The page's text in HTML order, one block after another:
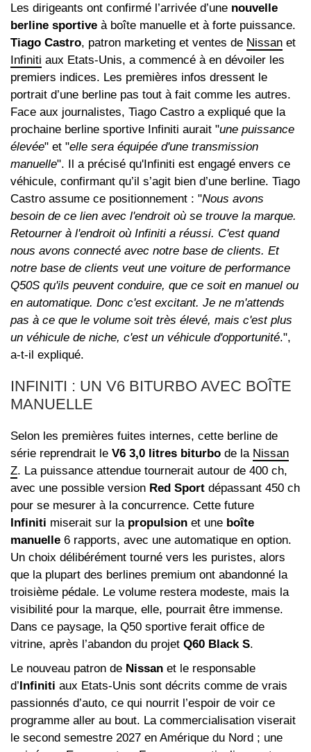
Les dirigeants ont confirmé l’arrivée d’une nouvelle
berline sportive à boîte manuelle et à forte puissance.
Tiago Castro, patron marketing et ventes de Nissan et
Infiniti aux Etats-Unis, a commencé à en dévoiler les
premiers indices. Les premières infos dressent le
portrait d’une berline pas tout à fait comme les autres.
Face aux journalistes, Tiago Castro a expliqué que la
prochaine berline sportive Infiniti aurait "une puissance
élevée" et "elle sera équipée d'une transmission
manuelle". Il a précisé qu'Infiniti est engagé envers ce
véhicule, confirmant qu’il s’agit bien d’une berline. Tiago
Castro assume ce positionnement : "Nous avons
besoin de ce lien avec l'endroit où se trouve la marque.
Retourner à l'endroit où Infiniti a réussi. C'est quand
nous avons connecté avec notre base de clients. Et
notre base de clients veut une voiture de performance
Q50S qu'ils peuvent conduire, que ce soit en manuel ou
en automatique. Donc c'est excitant. Je ne m'attends
pas à ce que le volume soit très élevé, mais c'est plus
un véhicule de niche, c'est un véhicule d'opportunité.",
a-t-il expliqué.
INFINITI : UN V6 BITURBO AVEC BOÎTE
MANUELLE
Selon les premières fuites internes, cette berline de
série reprendrait le V6 3,0 litres biturbo de la Nissan
Z. La puissance attendue tournerait autour de 400 ch,
avec une possible version Red Sport dépassant 450 ch
pour se mesurer à la concurrence. Cette future
Infiniti miserait sur la propulsion et une boîte
manuelle 6 rapports, avec une automatique en option.
Un choix délibérément tourné vers les puristes, alors
que la plupart des berlines premium ont abandonné la
troisième pédale. Le volume restera modeste, mais la
visibilité pour la marque, elle, pourrait être immense.
Dans ce paysage, la Q50 sportive ferait office de
vitrine, après l’abandon du projet Q60 Black S.
Le nouveau patron de Nissan et le responsable
d’ Infiniti aux Etats-Unis sont décrits comme de vrais
passionnés d’auto, ce qui nourrit l’espoir de voir ce
programme aller au bout. La commercialisation viserait
le second semestre 2027 en Amérique du Nord ; une